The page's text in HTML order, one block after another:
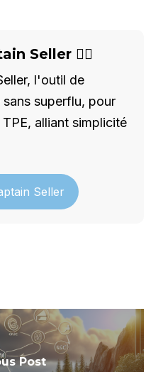
Seller 🦸‍♂️
l'outil de
superflu, pour
alliant simplicité
Seller
Post